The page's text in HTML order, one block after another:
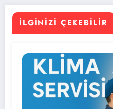
İLGINIZI ÇEKEBILIR